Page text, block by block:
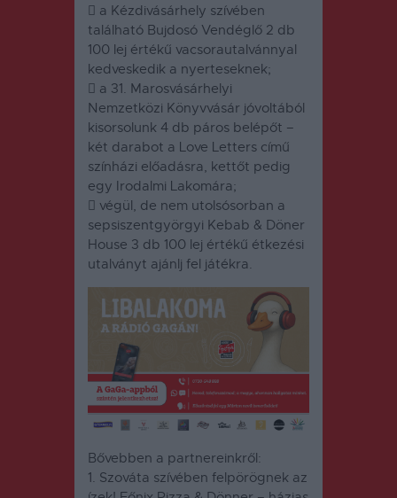
 a Kézdivásárhely szívében
található Bujdosó Vendéglő 2 db
100 lej értékű vacsorautalvánnyal
kedveskedik a nyerteseknek;
 a 31. Marosvásárhelyi
Nemzetközi Könyvvásár jóvoltából
kisorsolunk 4 db páros belépőt –
két darabot a Love Letters című
színházi előadásra, kettőt pedig
egy Irodalmi Lakomára;
 végül, de nem utolsósorban a
sepsiszentgyörgyi Kebab & Döner
House 3 db 100 lej értékű étkezési
utalványt ajánlj fel játékra.
Bővebben a partnereinkről:
1. Szováta szívében felpörögnek az